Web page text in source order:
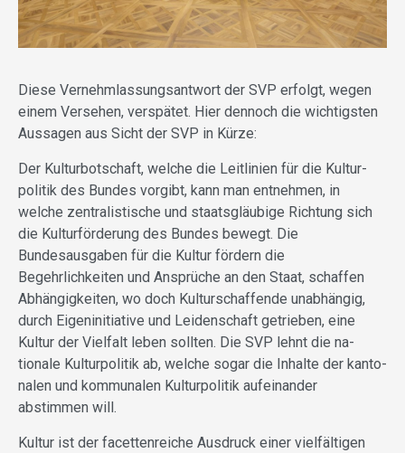
Diese Vernehmlassungsantwort der SVP erfolgt, wegen
einem Versehen, verspätet. Hier dennoch die wichtigsten
Aussagen aus Sicht der SVP in Kürze:
Der Kulturbotschaft, welche die Leitlinien für die Kultur­
politik des Bundes vorgibt, kann man entnehmen, in
welche zentralistische und staatsgläubige Richtung sich
die Kulturför­derung des Bundes bewegt. Die
Bundesausgaben für die Kultur fördern die
Begehrlichkeiten und Ansprüche an den Staat, schaffen
Abhängigkeiten, wo doch Kulturschaffende unabhängig,
durch Eigeninitiative und Leidenschaft getrieben, eine
Kultur der Vielfalt leben sollten. Die SVP lehnt die na­
tionale Kulturpolitik ab, welche sogar die Inhalte der kanto­
nalen und kommunalen Kulturpolitik aufeinander
abstimmen will.
Kultur ist der facettenreiche Ausdruck einer vielfältigen